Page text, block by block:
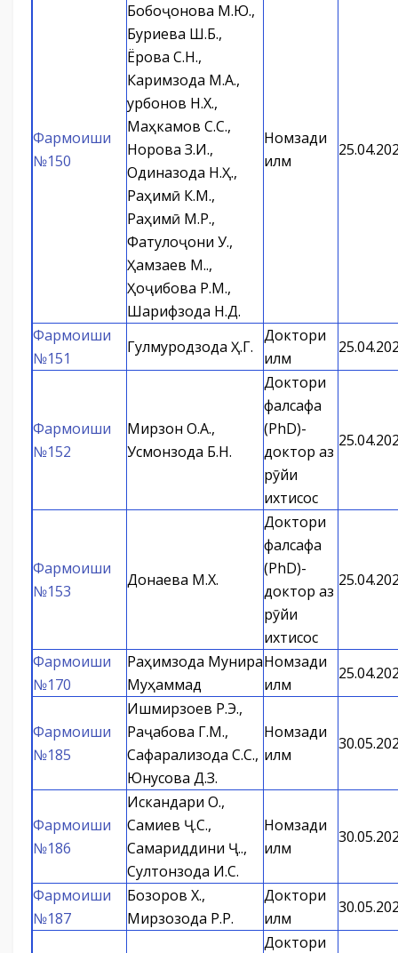
Фармоиши
№150
Бобоҷонова М.Ю.,
Буриева Ш.Б.,
Ёрова С.Н.,
Каримзода М.А.,
Қурбонов Н.Х.,
Маҳкамов С.С.,
Норова З.И.,
Одиназода Н.Ҳ.,
Раҳимӣ К.М.,
Раҳимӣ М.Р.,
Фатулоҷони У.,
Ҳамзаев М.Қ.,
Ҳоҷибова Р.М.,
Шарифзода Н.Д.
Номзади
илм
Фармоиши
№151
Гулмуродзода Ҳ.Г.
Доктори
илм
Фармоиши
№152
Мирзон О.А.,
Усмонзода Б.Н.
Доктори
фалсафа
(PhD)-
доктор аз
рӯйи
ихтисос
Фармоиши
№153
Донаева М.Х.
Доктори
фалсафа
(PhD)-
доктор аз
рӯйи
ихтисос
Фармоиши
№170
Раҳимзода Мунира
Муҳаммад
Номзади
илм
Фармоиши
№185
Ишмирзоев Р.Э.,
Раҷабова Г.М.,
Сафарализода С.С.,
Юнусова Д.З.
Номзади
илм
Фармоиши
№186
Искандари О.,
Самиев Ҷ.С.,
Самариддини Ҷ.Қ.,
Султонзода И.С.
Номзади
илм
Фармоиши
№187
Бозоров Х.,
Мирзозода Р.Р.
Доктори
илм
Доктори